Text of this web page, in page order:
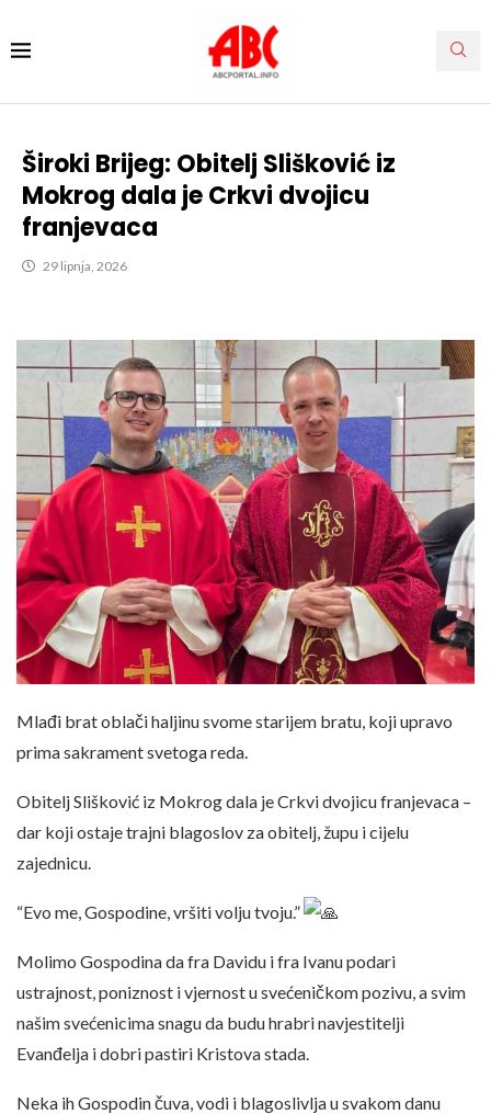
Široki Brijeg: Obitelj Slišković iz
Mokrog dala je Crkvi dvojicu
franjevaca
29 lipnja, 2026
Mlađi brat oblači haljinu svome starijem bratu, koji upravo
prima sakrament svetoga reda.
Obitelj Slišković iz Mokrog dala je Crkvi dvojicu franjevaca –
dar koji ostaje trajni blagoslov za obitelj, župu i cijelu
zajednicu.
“Evo me, Gospodine, vršiti volju tvoju.”
Molimo Gospodina da fra Davidu i fra Ivanu podari
ustrajnost, poniznost i vjernost u svećeničkom pozivu, a svim
našim svećenicima snagu da budu hrabri navjestitelji
Evanđelja i dobri pastiri Kristova stada.
Neka ih Gospodin čuva, vodi i blagoslivlja u svakom danu